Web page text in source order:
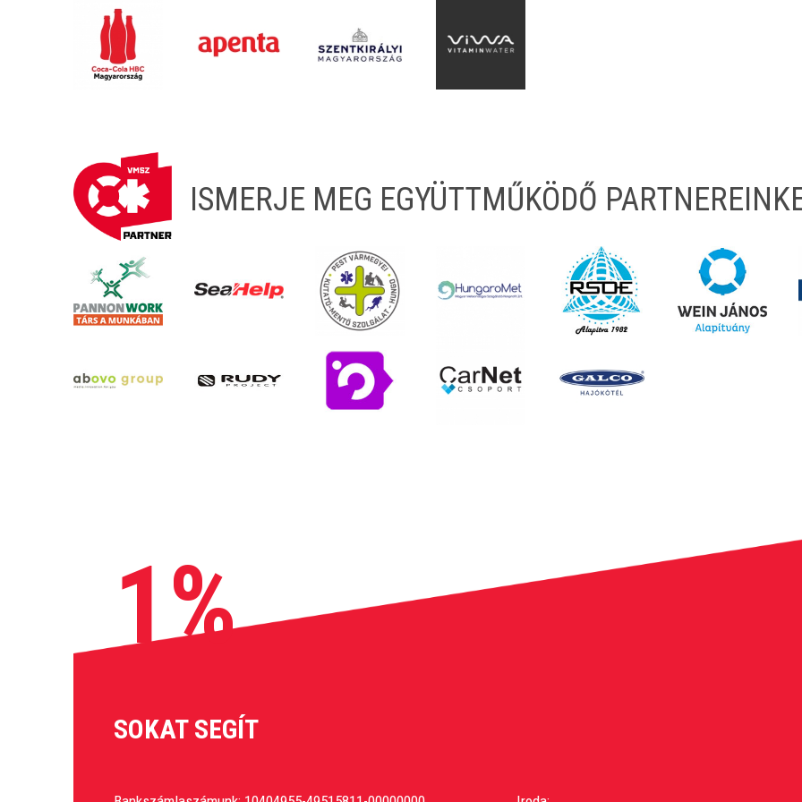
ISMERJE MEG EGYÜTTMŰKÖDŐ
1%
SOKAT SEGÍT